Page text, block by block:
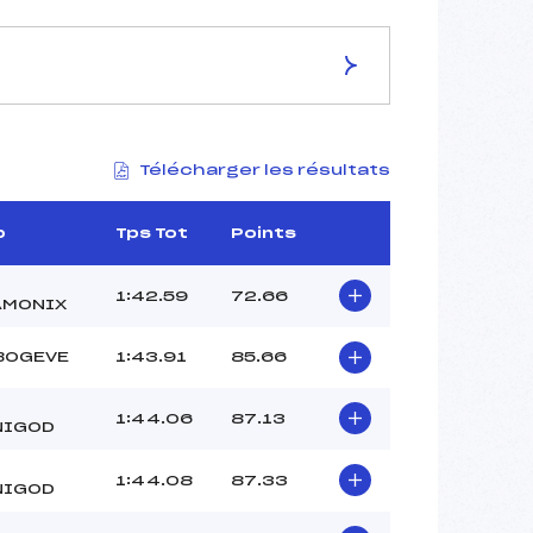
LES ROLLES
1847
4129/11/21
12:00
CHOLLET MAXIME (MB)
Télécharger les résultats
Tps Tot Points
1:42.59 72.66
1:43.91 85.66
1:44.06 87.13
1:44.08 87.33